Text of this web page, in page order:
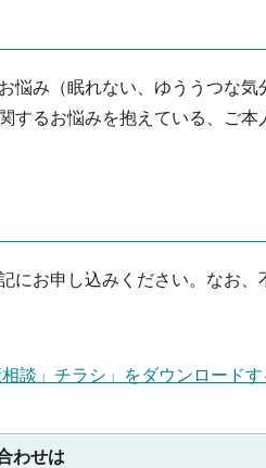
悩み（眠れない、ゆううつな
するお悩みを抱えている、ご本
にお申し込みください。なお、
談」チラシ」をダウンロードす
わせは